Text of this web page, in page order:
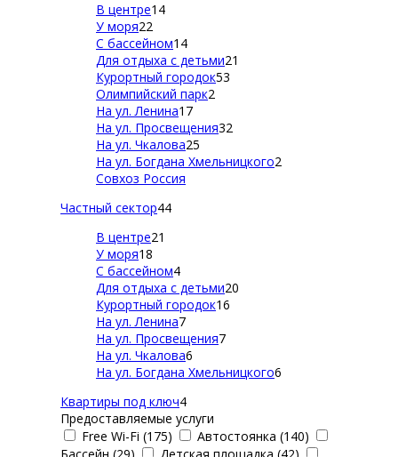
В центре14
У моря22
С бассейном14
Для отдыха с детьми21
Курортный городок53
Олимпийский парк2
На ул. Ленина17
На ул. Просвещения32
На ул. Чкалова25
На ул. Богдана Хмельницкого2
Совхоз Россия
Частный сектор44
В центре21
У моря18
С бассейном4
Для отдыха с детьми20
Курортный городок16
На ул. Ленина7
На ул. Просвещения7
На ул. Чкалова6
На ул. Богдана Хмельницкого6
Квартиры под ключ4
Предоставляемые услуги
Free Wi-Fi (175)
Автостоянка (140)